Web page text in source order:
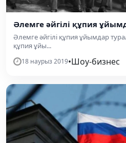
​Әлемге әйгілі құпия
​Әлемге әйгілі құпия ұйымдар
құпия ұйы...
18 наурыз 2019•Шоу-бизнес